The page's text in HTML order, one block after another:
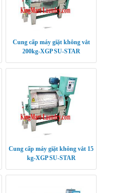
Cung cấp máy giặt không vắt
200kg-XGP SU-STAR
Cung cấp máy giặt không vắt 15
kg-XGP SU-STAR